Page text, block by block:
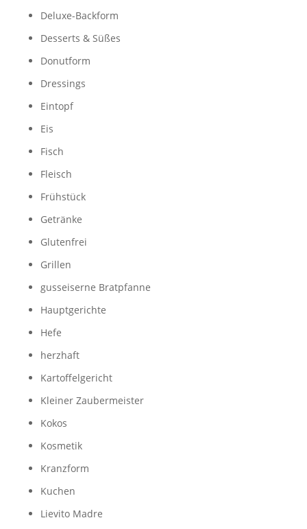
Deluxe-Backform
Desserts & Süßes
Donutform
Dressings
Eintopf
Eis
Fisch
Fleisch
Frühstück
Getränke
Glutenfrei
Grillen
gusseiserne Bratpfanne
Hauptgerichte
Hefe
herzhaft
Kartoffelgericht
Kleiner Zaubermeister
Kokos
Kosmetik
Kranzform
Kuchen
Lievito Madre